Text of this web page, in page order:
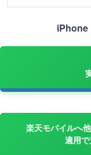
iPhone
楽天モバイルへ
適用